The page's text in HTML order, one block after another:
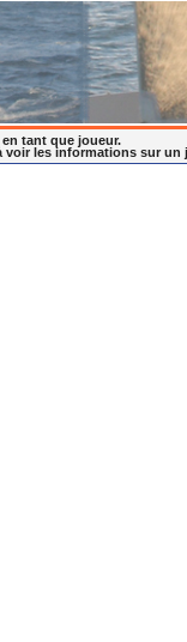
tant que joueur.
voir les informations sur un